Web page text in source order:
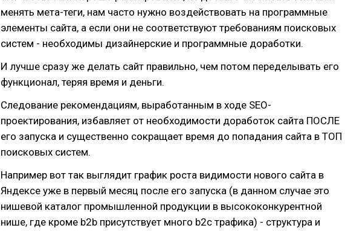
менять мета-теги, нам часто нужно воздействовать на программные
элементы сайта, а если они не соответствуют требованиям поисковых
систем - необходимы дизайнерские и программные доработки.
И лучше сразу же делать сайт правильно, чем потом переделывать его
функционал, теряя время и деньги.
Следование рекомендациям, выработанным в ходе SEO-
проектирования, избавляет от необходимости доработок сайта ПОСЛЕ
его запуска и существенно сокращает время до попадания сайта в ТОП
поисковых систем.
Например вот так выглядит график роста видимости нового сайта в
Яндексе уже в первый месяц после его запуска (в данном случае это
нишевой каталог промышленной продукции в высококонкурентной
нише, где кроме b2b присутствует много b2c трафика) - структура и